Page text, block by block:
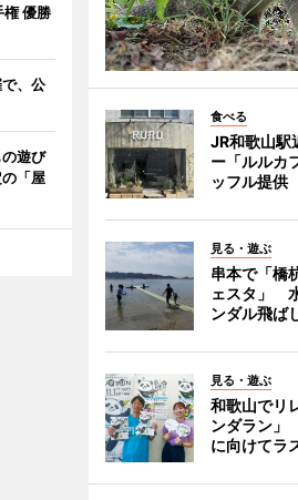
食べる
JR和歌山駅
ー「ルルカ
ッフル提供
見る・遊ぶ
串本で「橋
ェスタ」
ンダル飛ば
見る・遊ぶ
和歌山でリ
ンダラン」
に向けてラ
優勝
、公
遊び
「屋